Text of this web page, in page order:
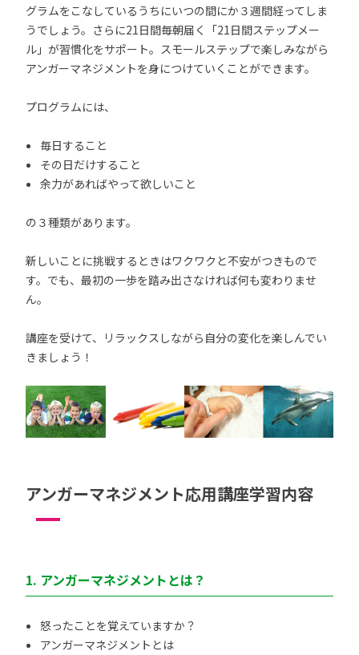
グラムをこなしているうちにいつの間にか３週間経ってしま
うでしょう。さらに21日間毎朝届く「21日間ステップメー
ル」が習慣化をサポート。スモールステップで楽しみながら
アンガーマネジメントを身につけていくことができます。
プログラムには、
毎日すること
その日だけすること
余力があればやって欲しいこと
の３種類があります。
新しいことに挑戦するときはワクワクと不安がつきもので
す。でも、最初の一歩を踏み出さなければ何も変わりませ
ん。
講座を受けて、リラックスしながら自分の変化を楽しんでい
きましょう！
アンガーマネジメント応用講座学習内容
1. アンガーマネジメントとは？
怒ったことを覚えていますか？
アンガーマネジメントとは